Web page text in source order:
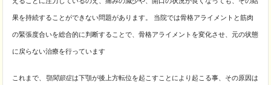
果を持続することができない問題があります。 当院では骨格アライメントと筋肉
の緊張度合いを総合的に判断することで、骨格アライメントを変化させ、元の状態
に戻らない治療を行っています
これまで、 顎関節症は下顎が後上方転位を起こすことにより起こる事、その原因は